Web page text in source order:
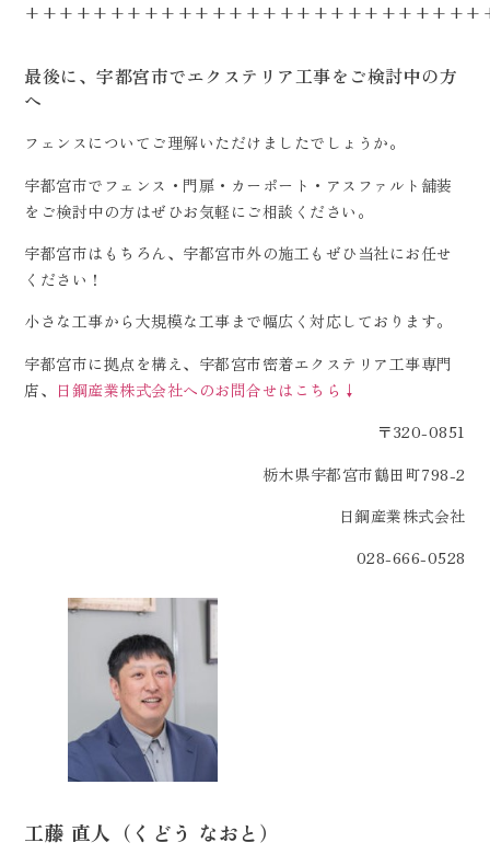
最後に、宇都宮市でエクステリア工事をご検討中の方
へ
フェンスについてご理解いただけましたでしょうか。
宇都宮市でフェンス・門扉・カーポート・アスファルト舗装
をご検討中の方はぜひお気軽にご相談ください。
宇都宮市はもちろん、宇都宮市外の施工もぜひ当社にお任せ
ください！
小さな工事から大規模な工事まで幅広く対応しております。
宇都宮市に拠点を構え、宇都宮市密着エクステリア工事専門
店、 日鋼産業株式会社へのお問合せはこちら↓
〒320-0851
栃木県宇都宮市鶴田町798-2
日鋼産業株式会社
028-666-0528
工藤 直人（くどう なおと）